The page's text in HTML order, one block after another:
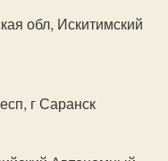
обл, Искитимский
г Саранск